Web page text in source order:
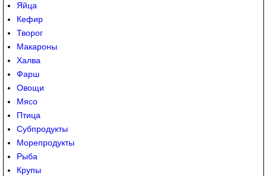
Яйца
Кефир
Творог
Макароны
Халва
Фарш
Овощи
Мясо
Птица
Субпродукты
Морепродукты
Рыба
Крупы